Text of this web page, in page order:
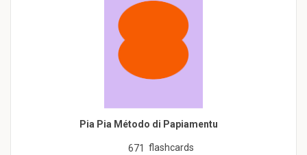
Pia Pia Método di Papiamentu
671 flashcards